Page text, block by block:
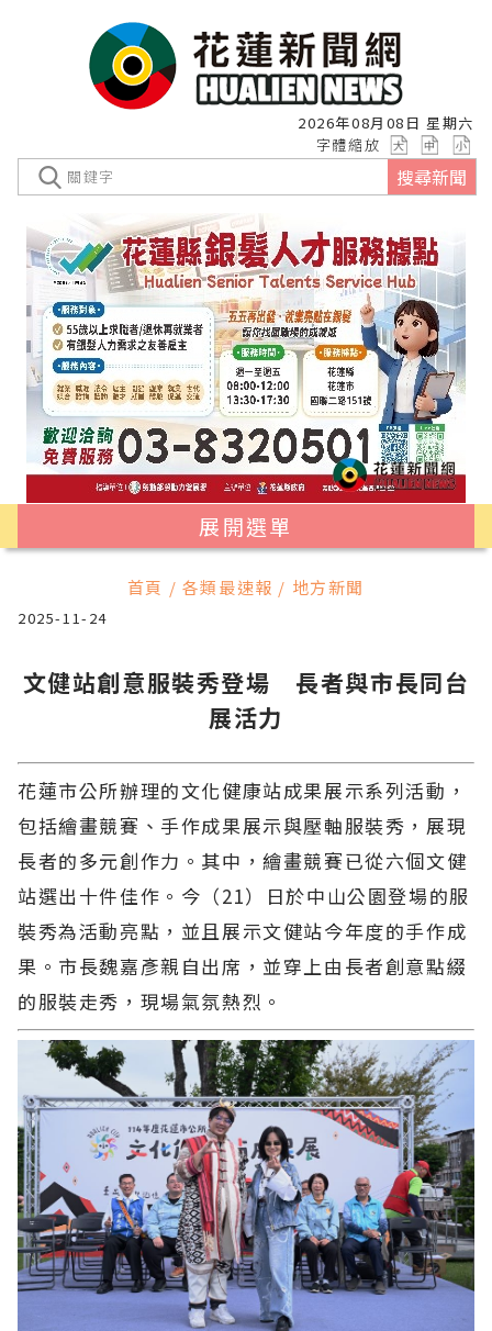
2026年08月08日 星期六
字體縮放
搜尋新聞
展開選單
首頁 / 各類最速報 / 地方新聞
2025-11-24
文健站創意服裝秀登場 長者與市長同台
展活力
花蓮市公所辦理的文化健康站成果展示系列活動，
包括繪畫競賽、手作成果展示與壓軸服裝秀，展現
長者的多元創作力。其中，繪畫競賽已從六個文健
站選出十件佳作。今（21）日於中山公園登場的服
裝秀為活動亮點，並且展示文健站今年度的手作成
果。市長魏嘉彥親自出席，並穿上由長者創意點綴
的服裝走秀，現場氣氛熱烈。